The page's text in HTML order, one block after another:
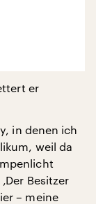
er
in denen ich
weil da
Besitzer
– meine